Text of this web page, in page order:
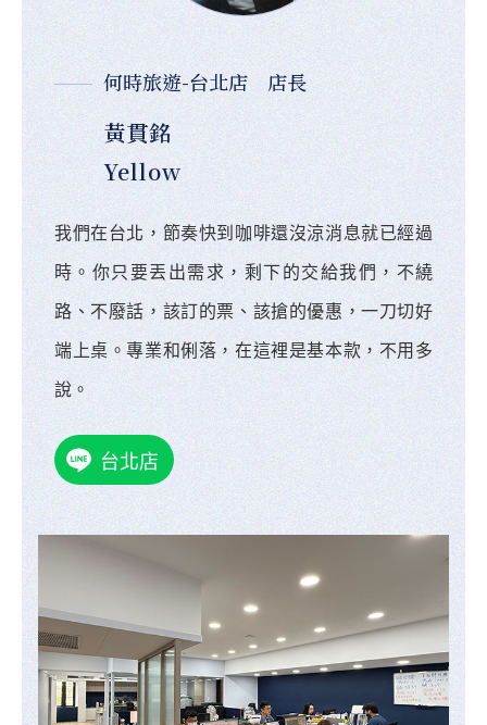
何時旅遊-台北店 店長
黃貫銘
Yellow
我們在台北，節奏快到咖啡還沒涼消息就已經過
時。你只要丟出需求，剩下的交給我們，不繞
路、不廢話，該訂的票、該搶的優惠，一刀切好
端上桌。專業和俐落，在這裡是基本款，不用多
說。
台北店